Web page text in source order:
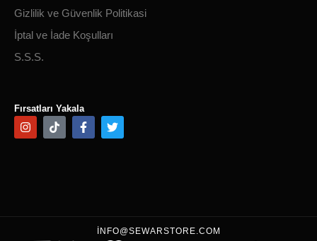
Gizlilik ve Güvenlik Politikasi
İptal ve İade Koşulları
S.S.S.
Fırsatları Yakala
INFO@SEWARSTORE.COM